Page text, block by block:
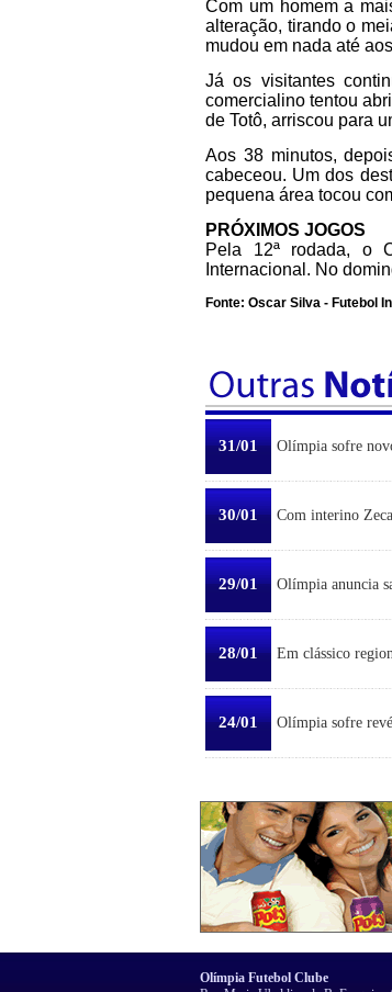
Com um homem a
alteração, tirando o
mudou em nada até
Já os visitantes
comercialino tentou
de Totô, arriscou para
Aos 38 minutos,
cabeceou. Um dos
pequena área tocou
PRÓXIMOS JOGOS
Pela 12ª rodada, o
Internacional. No
Fonte: Oscar Silva - Futebol
31/01 Olímpia sofre
30/01 Com interino
29/01 Olímpia anuncia
28/01 Em clássico
24/01 Olímpia sofre
Olímpia Futebol Clube